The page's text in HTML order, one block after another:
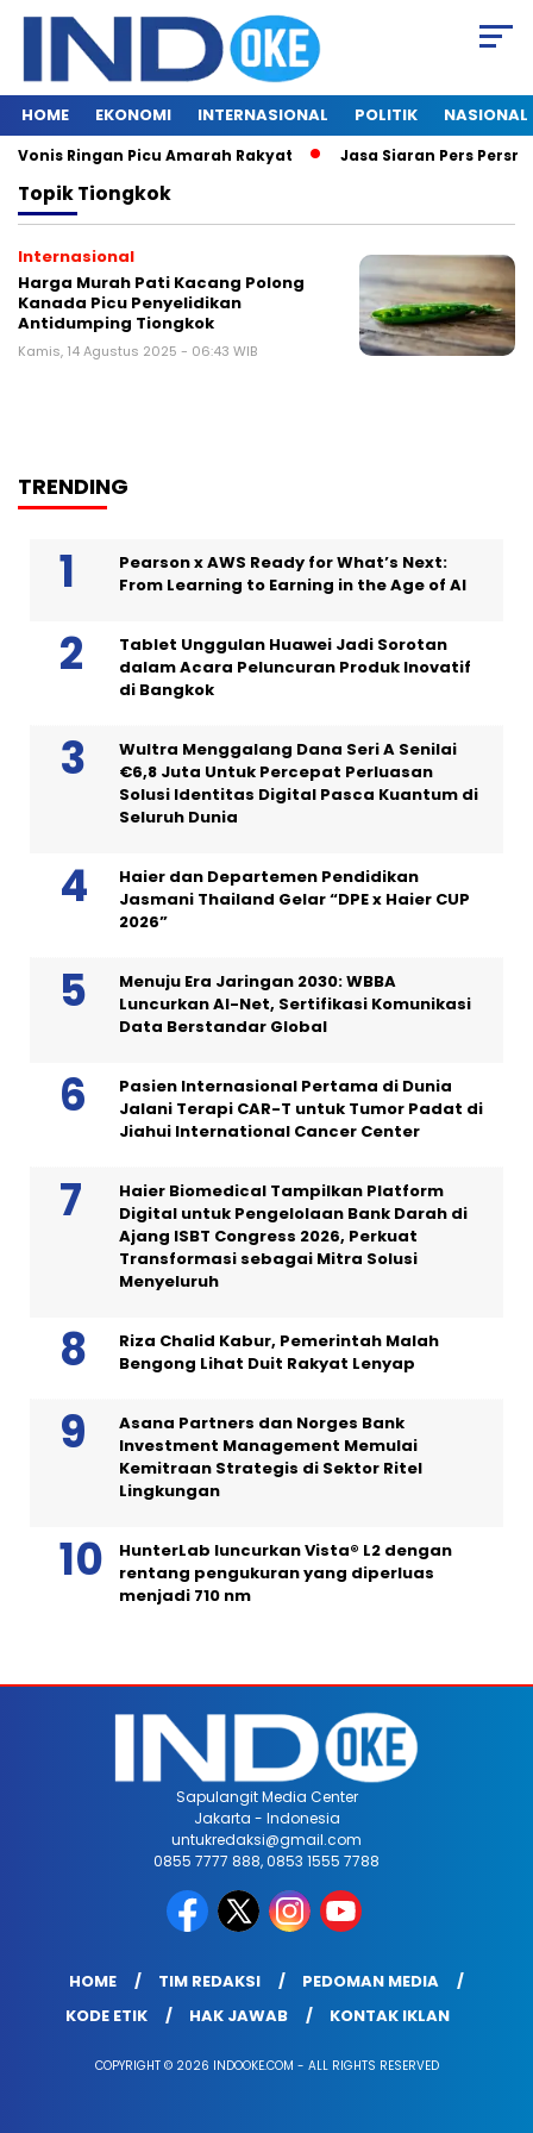
HOME EKONOMI INTERNASIONAL POLITIK NASIONAL
Vonis Ringan Picu Amarah Rakyat Jasa Siaran Pers
TopikTiongkok
Internasional
Harga Murah Pati Kacang Polong
Kanada Picu Penyelidikan
Antidumping Tiongkok
Kamis, 14 Agustus 2025 - 06:43 WIB
TRENDING
Pearson x AWS Ready for What’s Next:
From Learning to Earning in the Age of AI
Tablet Unggulan Huawei Jadi Sorotan
dalam Acara Peluncuran Produk Inovatif
di Bangkok
Wultra Menggalang Dana Seri A Senilai
€6,8 Juta Untuk Percepat Perluasan
Solusi Identitas Digital Pasca Kuantum di
Seluruh Dunia
Haier dan Departemen Pendidikan
Jasmani Thailand Gelar “DPE x Haier CUP
2026”
Menuju Era Jaringan 2030: WBBA
Luncurkan AI-Net, Sertifikasi Komunikasi
Data Berstandar Global
Pasien Internasional Pertama di Dunia
Jalani Terapi CAR-T untuk Tumor Padat di
Jiahui International Cancer Center
Haier Biomedical Tampilkan Platform
Digital untuk Pengelolaan Bank Darah di
Ajang ISBT Congress 2026, Perkuat
Transformasi sebagai Mitra Solusi
Menyeluruh
Riza Chalid Kabur, Pemerintah Malah
Bengong Lihat Duit Rakyat Lenyap
Asana Partners dan Norges Bank
Investment Management Memulai
Kemitraan Strategis di Sektor Ritel
Lingkungan
HunterLab luncurkan Vista® L2 dengan
rentang pengukuran yang diperluas
menjadi 710 nm
Sapulangit Media Center
Jakarta - Indonesia
untukredaksi@gmail.com
0855 7777 888, 0853 1555 7788
HOME TIM REDAKSI
PEDOMAN MEDIA
KODE ETIK
HAK JAWAB KONTAK IKLAN
COPYRIGHT © 2026 INDOOKE.COM - ALL RIGHTS RESERVED